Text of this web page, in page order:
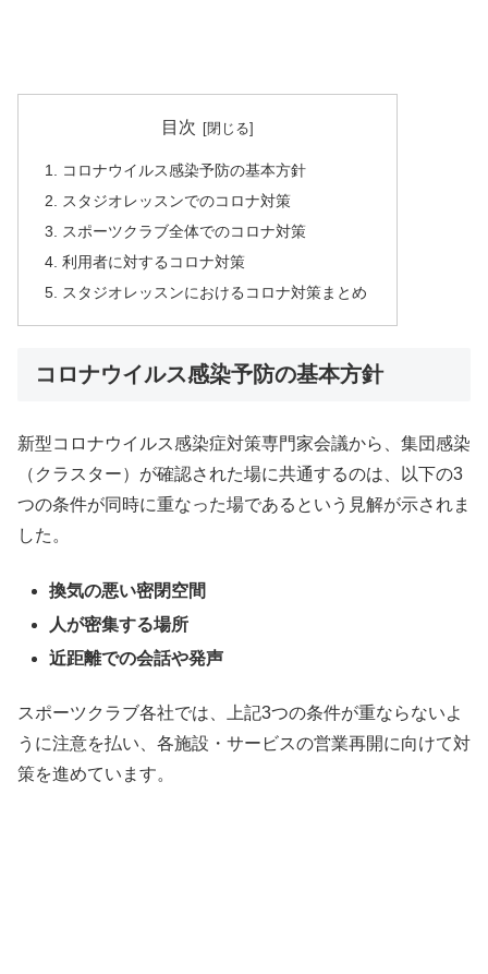
目次
コロナウイルス感染予防の基本方針
スタジオレッスンでのコロナ対策
スポーツクラブ全体でのコロナ対策
利用者に対するコロナ対策
スタジオレッスンにおけるコロナ対策まとめ
コロナウイルス感染予防の基本方針
新型コロナウイルス感染症対策専門家会議から、集団感染
（クラスター）が確認された場に共通するのは、以下の3
つの条件が同時に重なった場であるという見解が示されま
した。
換気の悪い密閉空間
人が密集する場所
近距離での会話や発声
スポーツクラブ各社では、上記3つの条件が重ならないよ
うに注意を払い、各施設・サービスの営業再開に向けて対
策を進めています。